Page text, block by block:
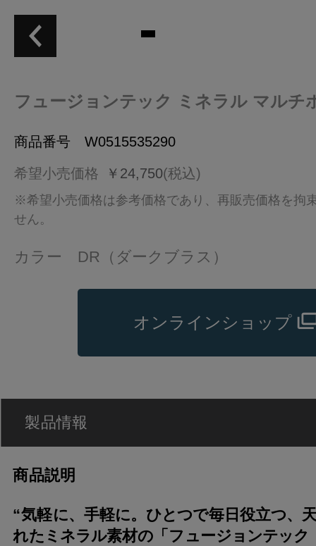
フュージョンテック ミネラル マルチ
商品番号 W0515535290
希望小売価格 ￥24,750(税込)
※希望小売価格は参考価格であり、再販売価格を拘
せん。
カラー DR（ダークブラス）
オンラインショップ
製品情報
商品説明
“気軽に、手軽に。ひとつで毎日役立つ、
れたミネラル素材の「フュージョンテック